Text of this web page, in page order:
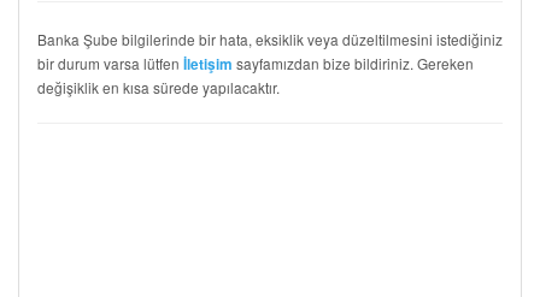
Banka Şube bilgilerinde bir hata, eksiklik veya düzeltilmesini istediğiniz
bir durum varsa lütfen İletişim sayfamızdan bize bildiriniz. Gereken
değişiklik en kısa sürede yapılacaktır.